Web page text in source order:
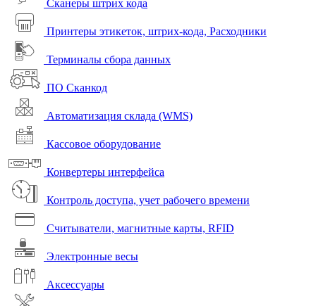
Сканеры штрих кода
Принтеры этикеток, штрих-кода, Расходники
Терминалы сбора данных
ПО Сканкод
Автоматизация склада (WMS)
Кассовое оборудование
Конвертеры интерфейса
Контроль доступа, учет рабочего времени
Считыватели, магнитные карты, RFID
Электронные весы
Аксессуары